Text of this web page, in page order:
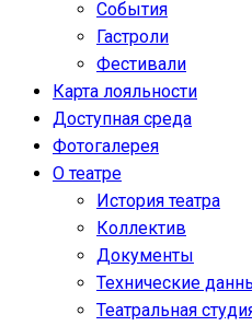
События
Гастроли
Фестивали
Карта лояльности
Доступная среда
Фотогалерея
О театре
История театра
Коллектив
Документы
Технические
Театральная